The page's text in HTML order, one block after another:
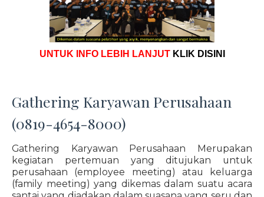
UNTUK INFO LEBIH LANJUT KLIK DISINI
Gathering Karyawan Perusahaan
(0819-4654-8000)
Gathering Karyawan Perusahaan Merupakan
kegiatan pertemuan yang ditujukan untuk
perusahaan (employee meeting) atau keluarga
(family meeting) yang dikemas dalam suatu acara